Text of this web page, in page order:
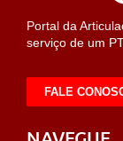
Portal da
serviço de um
FALE